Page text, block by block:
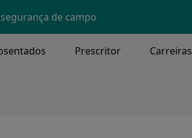
de campo
Prescritor Carreiras